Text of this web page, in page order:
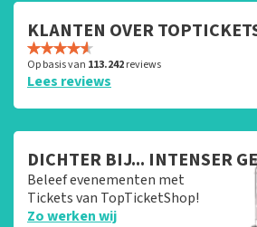
KLANTEN OVER
Op basis van 113.242reviews
Lees reviews
DICHTER BIJ... INTENSER
Beleef evenementen met
Tickets van TopTicketShop!
Zo werken wij